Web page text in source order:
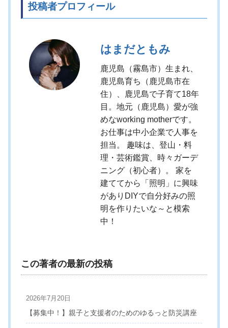
投稿者プロフィール
はまだともみ
鹿児島（霧島市）生まれ、
鹿児島育ち（鹿児島市在
住）、鹿児島で子育て18年
目。地元（鹿児島）愛が強
めなworking motherです。
お仕事は中小企業で人事を
担当。 趣味は、登山・料
理・芸術鑑賞、時々ガーデ
ニング（初心者）。 家を
建ててから「照明」に興味
がありDIYで自分好みの照
明を作りたいな～と模索
中！
この著者の最新の投稿
2026年7月20日
【募集中！】親子と支援者のためのゆるっと防災講座